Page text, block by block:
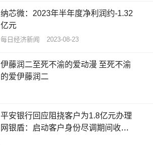
纳芯微：2023年半年度净利润约-1.32
亿元
每日经济新闻 2023-08-23
伊藤润二至死不渝的爱动漫 至死不渝
的爱伊藤润二
平安银行回应阻挠客户为1.8亿元办理
网银盾：启动客户身份尽调期间收到